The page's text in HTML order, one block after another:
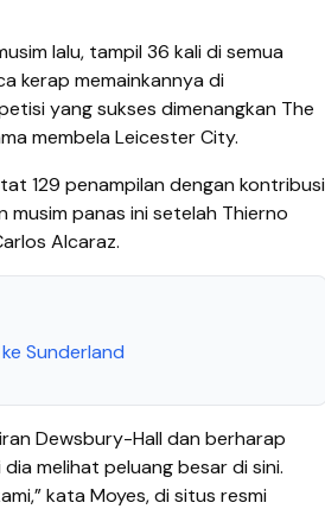
lalu, tampil 36 kali di semua
kerap memainkannya di
yang sukses dimenangkan The
membela Leicester City.
129 penampilan dengan kontribusi
musim panas ini setelah Thierno
Alcaraz.
Sunderland
Dewsbury-Hall dan berharap
melihat peluang besar di sini.
kata Moyes, di situs resmi